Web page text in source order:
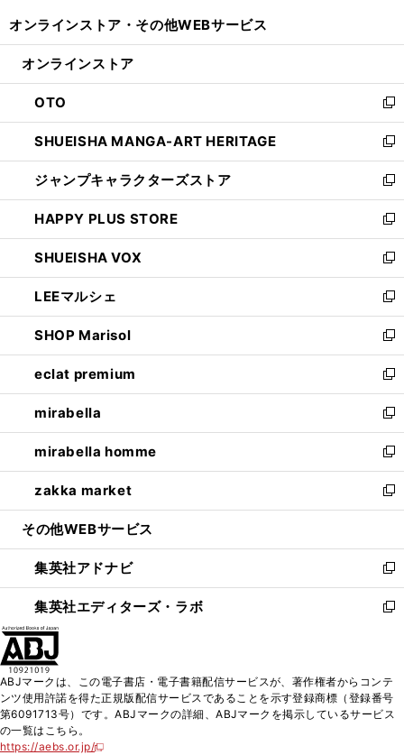
開
ン
ウ
で
開
く
ウ
ン
ド
ウ
で
開
く
オンラインストア・ その他WEBサービス
オンラインストア
OTO
新
し
い
ウ
ィ
ン
ド
ウ
で
開
く
SHUEISHA MANGA-ART HERITAGE
新
し
い
ウ
ィ
ン
ド
ウ
で
開
く
ジャンプキャラクターズストア
新
し
い
ウ
ィ
ン
ド
ウ
で
開
く
HAPPY PLUS STORE
新
し
い
ウ
ィ
ン
ド
ウ
で
開
く
SHUEISHA VOX
新
し
い
ウ
ィ
ン
ド
ウ
で
開
く
LEEマルシェ
新
し
い
ウ
ィ
ン
ド
ウ
で
開
く
SHOP Marisol
新
し
い
ウ
ィ
ン
ド
ウ
で
開
eclat premium
新
し
い
ウ
ィ
ン
ド
ウ
開
く
mirabella
新
し
い
ウ
ィ
ン
ウ
で
開
く
mirabella homme
新
し
い
ウ
ン
ド
ウ
で
zakka market
新
し
ウ
ィ
ン
ド
く
その他WEBサービス
集英社アドナビ
新
し
い
ド
ウ
で
集英社エディターズ・ラボ
新
ィ
ン
ド
ABJマークは、この電子書店・電子書籍配信サービスが、著作権者からコンテ
ンツ使用許諾を得た正規版配信サービスであることを示す登録商標（登録番号
第6091713号）です。ABJマークの詳細、ABJマークを掲示しているサービス
の一覧はこちら。
https://aebs.or.jp/
新